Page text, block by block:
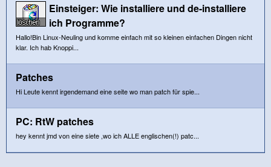
Einsteiger: Wie installiere und de-installiere
ich Programme?
Hallo!Bin Linux-Neuling und komme einfach mit so kleinen einfachen Dingen nicht
klar. Ich hab Knoppi...
Patches
Hi Leute kennt irgendemand eine seite wo man patch für spie...
PC: RtW patches
hey kennt jmd von eine siete ,wo ich ALLE englischen(!) patc...